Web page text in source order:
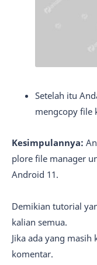
Setelah itu
mengcopy file
Kesimpulannya:
plore file manager
Android 11.
Demikian tutorial
kalian semua.
Jika ada yang
komentar.